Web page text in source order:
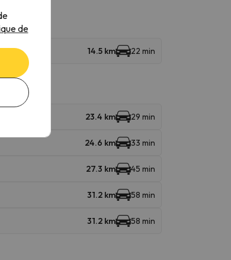
14.5 km 22 min
23.4 km 29 min
24.6 km 33 min
27.3 km 45 min
31.2 km 58 min
31.2 km 58 min
de